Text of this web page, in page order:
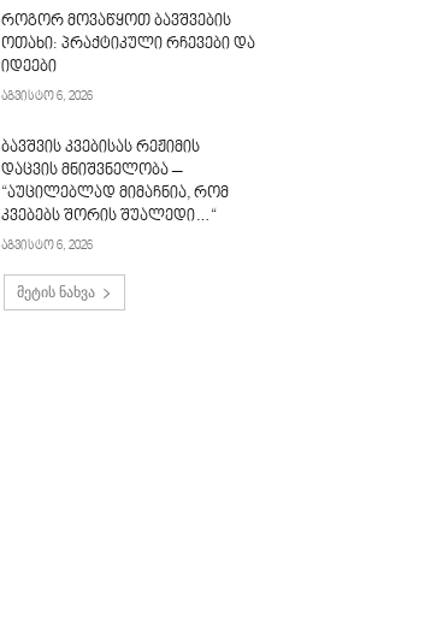
როგორ მოვაწყოთ ბავშვების
ოთახი: პრაქტიკული რჩევები და
იდეები
აგვისტო 6, 2026
ბავშვის კვებისას რეჟიმის
დაცვის მნიშვნელობა –
“აუცილებლად მიმაჩნია, რომ
კვებებს შორის შუალედი…“
აგვისტო 6, 2026
მეტის ნახვა